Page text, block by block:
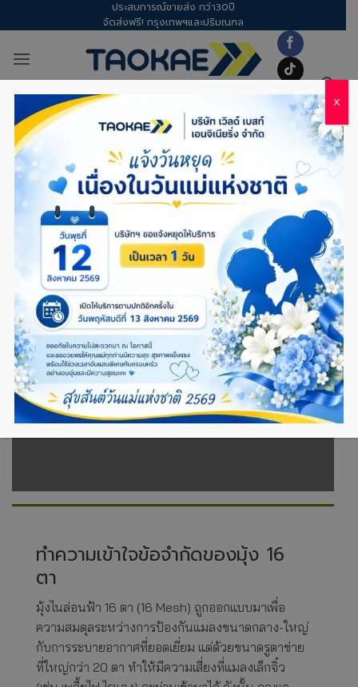
to
ประสบการณ์ขายส่ง กว่า30ปี
จัดส่งฟรี! กรุงเทพฯและปริมณฑล
มุ้งไนล่อนฟ้า 16 ตา: วิธี
เลือกตาข่ายให้กันแมลงได้
จริง
ติดมุ้งแล้ว แต่แมลงยังเข้าอยู่? อาจไม่ใช่เพราะมุ้งไม่ดี
แต่เพราะ ‘ขนาดช่องตา’ ไม่ตรงกับชนิดแมลงที่
ต้องการป้องกัน หลายคนเลือกใช้ ผ้ามุ้งไนล่อนฟ้า
16ตา เพราะต้องการการระบายอากาศที่ดี แต่กลับพบ
ว่าแมลงเล็กๆ ยังคงรอดเข้ามาได้ บทความนี้จะมา
แนะนำวิธีเลือก มุ้งไนล่อนฟ้า 16 ตา เกรดพรีเมียม
และเทคนิคการใช้งาน ผ้าแยง หรือ มุ้งฟ้า อย่างไรให้
สามารถเป็นเกราะป้องกันแมลงได้อย่างแท้จริง
ทำความเข้าใจข้อจำกัดของมุ้ง 16
ตา
มุ้งไนล่อนฟ้า 16 ตา (16 Mesh) ถูกออกแบบมาเพื่อ
ความสมดุลระหว่างการป้องกันแมลงขนาดกลาง-ใหญ่
กับการระบายอากาศที่ยอดเยี่ยม แต่ด้วยขนาดรูตาข่าย
ที่ใหญ่กว่า 20 ตา ทำให้มีความเสี่ยงที่แมลงเล็กจิ๋ว
X